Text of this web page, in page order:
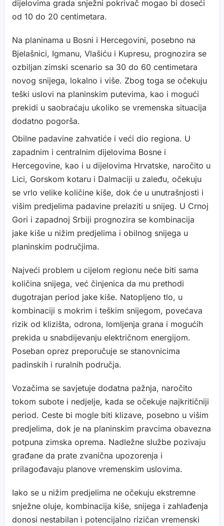
dijelovima grada snježni pokrivač mogao bi doseći
od 10 do 20 centimetara.
Na planinama u Bosni i Hercegovini, posebno na
Bjelašnici, Igmanu, Vlašiću i Kupresu, prognozira se
ozbiljan zimski scenario sa 30 do 60 centimetara
novog snijega, lokalno i više. Zbog toga se očekuju
teški uslovi na planinskim putevima, kao i mogući
prekidi u saobraćaju ukoliko se vremenska situacija
dodatno pogorša.
Obilne padavine zahvatiće i veći dio regiona. U
zapadnim i centralnim dijelovima Bosne i
Hercegovine, kao i u dijelovima Hrvatske, naročito u
Lici, Gorskom kotaru i Dalmaciji u zaleđu, očekuju
se vrlo velike količine kiše, dok će u unutrašnjosti i
višim predjelima padavine prelaziti u snijeg. U Crnoj
Gori i zapadnoj Srbiji prognozira se kombinacija
jake kiše u nižim predjelima i obilnog snijega u
planinskim područjima.
Najveći problem u cijelom regionu neće biti sama
količina snijega, već činjenica da mu prethodi
dugotrajan period jake kiše. Natopljeno tlo, u
kombinaciji s mokrim i teškim snijegom, povećava
rizik od klizišta, odrona, lomljenja grana i mogućih
prekida u snabdijevanju električnom energijom.
Poseban oprez preporučuje se stanovnicima
padinskih i ruralnih područja.
Vozačima se savjetuje dodatna pažnja, naročito
tokom subote i nedjelje, kada se očekuje najkritičniji
period. Ceste bi mogle biti klizave, posebno u višim
predjelima, dok je na planinskim pravcima obavezna
potpuna zimska oprema. Nadležne službe pozivaju
građane da prate zvanična upozorenja i
prilagođavaju planove vremenskim uslovima.
Iako se u nižim predjelima ne očekuju ekstremne
snježne oluje, kombinacija kiše, snijega i zahlađenja
donosi nestabilan i potencijalno rizičan vremenski